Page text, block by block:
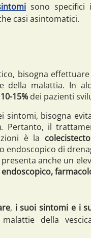
sono
casi asintomatici.
bisogna
della malattia. In
10-15% dei pazienti
sintomi, bisogna
. Pertanto, il
è la
endoscopico di
presenta anche un
endoscopico,
, i suoi sintomi e i
della